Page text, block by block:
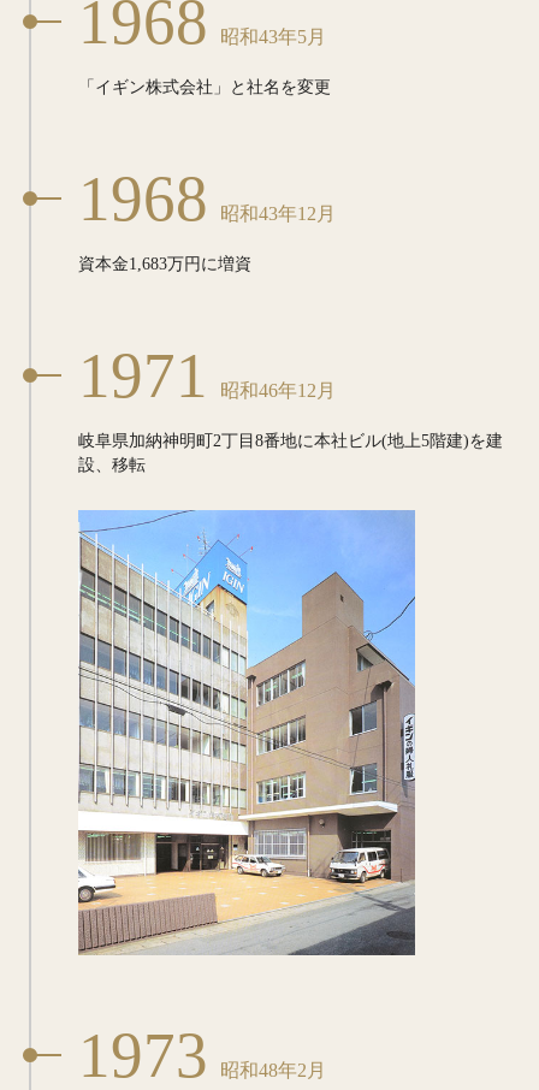
1968 昭和43年5月
「イギン株式会社」と社名を変更
1968 昭和43年12月
資本金1,683万円に増資
1971 昭和46年12月
岐阜県加納神明町2丁目8番地に本社ビル(地上5階建)を建
設、移転
1973 昭和48年2月